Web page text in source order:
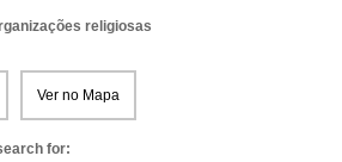
religiosas
Ver no Mapa
for: